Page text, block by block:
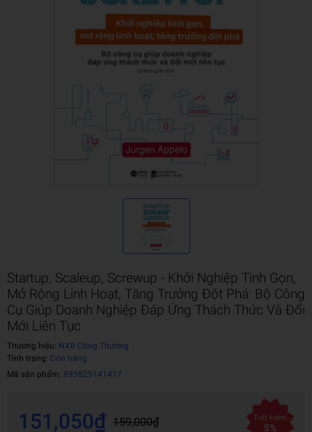
Startup, Scaleup, Screwup - Khởi Nghiệp Tinh Gọn,
Mở Rộng Linh Hoạt, Tăng Trưởng Đột Phá: Bộ Công
Cụ Giúp Doanh Nghiệp Đáp Ứng Thách Thức Và Đổi
Mới Liên Tục
Thương hiệu: NXB Công Thương
Tình trạng: Còn hàng
Mã sản phẩm: 893525141417
151,050₫ 159,000₫ Tiết kiệm
5%